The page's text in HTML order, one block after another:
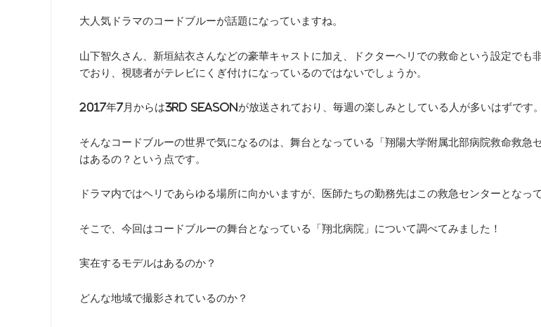
大人気ドラマのコードブルーが話題になっていますね。
山下智久さん、新垣結衣さんなどの豪華キャストに加え、ドクターヘリでの救命という設定でも
でおり、視聴者がテレビにくぎ付けになっているのではないでしょうか。
2017年7月からは3rd seasonが放送されており、毎週の楽しみとしている人が多いはずです。
そんなコードブルーの世界で気になるのは、舞台となっている「翔陽大学附属北部病院救命救急
はあるの？という点です。
ドラマ内ではヘリであらゆる場所に向かいますが、医師たちの勤務先はこの救急センターとなっ
そこで、今回はコードブルーの舞台となっている「翔北病院」について調べてみました！
実在するモデルはあるのか？
どんな地域で撮影されているのか？